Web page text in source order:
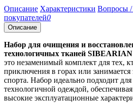
Описание Характеристики Вопросы /
покупателей0
Описание
Набор для очищения и
технологичных тканей
это незаменимый комплект для тех,
приключения в горах или
спорта. Набор идеально подходит
технологичной одеждой,
высокие эксплуатационные